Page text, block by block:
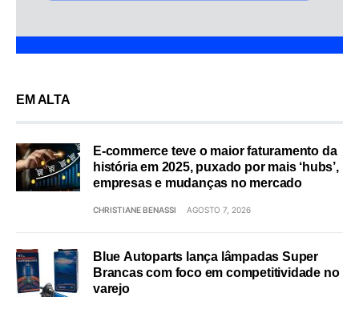
EM ALTA
E-commerce teve o maior faturamento da
história em 2025, puxado por mais ‘hubs’,
empresas e mudanças no mercado
CHRISTIANE BENASSI AGOSTO 7, 2026
Blue Autoparts lança lâmpadas Super
Brancas com foco em competitividade no
varejo